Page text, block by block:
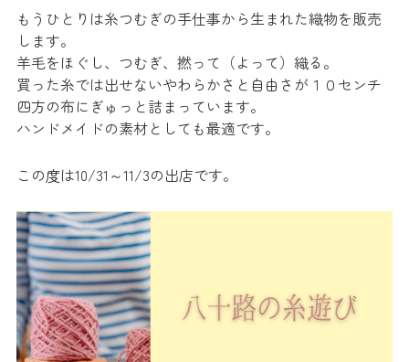
もうひとりは糸つむぎの手仕事から生まれた織物を販売
します。
羊毛をほぐし、つむぎ、撚って（よって）織る。
買った糸では出せないやわらかさと自由さが１０センチ
四方の布にぎゅっと詰まっています。
ハンドメイドの素材としても最適です。
この度は10/31～11/3の出店です。